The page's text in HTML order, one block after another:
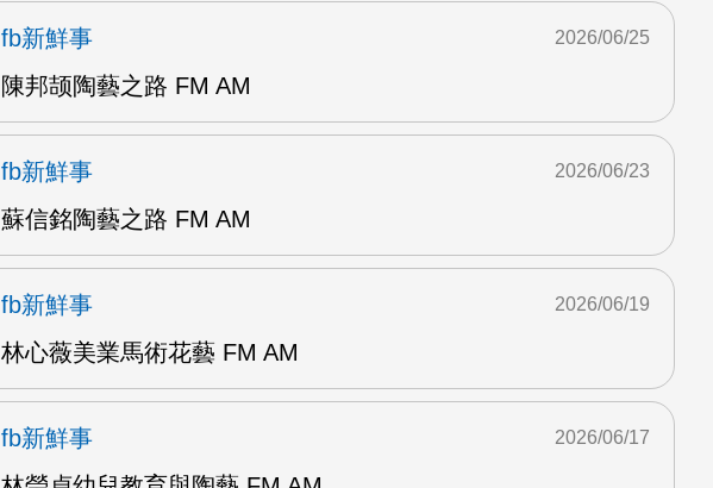
fb新鮮事
陳邦颉陶藝之路 FM AM
2026/06/25
fb新鮮事
蘇信銘陶藝之路 FM AM
2026/06/23
fb新鮮事
林心薇美業馬術花藝 FM AM
2026/06/19
fb新鮮事
2026/06/17